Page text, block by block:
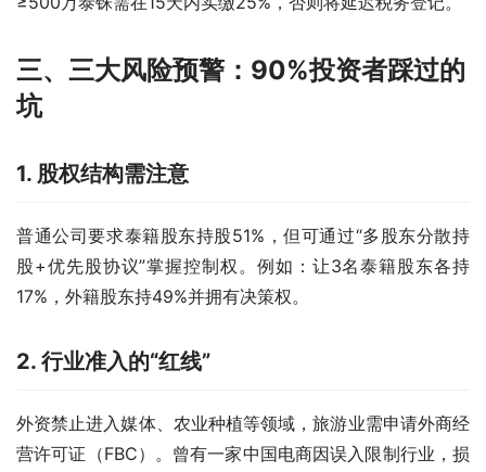
三、三大风险预警：90%投资者踩过的
坑
1. 股权结构需注意
普通公司要求泰籍股东持股51%，但可通过“多股东分散持
股+优先股协议”掌握控制权。例如：让3名泰籍股东各持
17%，外籍股东持49%并拥有决策权。
2. 行业准入的“红线”
外资禁止进入媒体、农业种植等领域，旅游业需申请外商经
营许可证（FBC）。曾有一家中国电商因误入限制行业，损